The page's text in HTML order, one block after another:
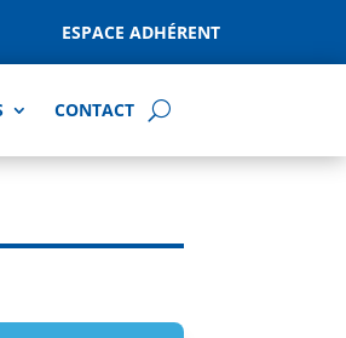
ESPACE ADHÉRENT
CONTACT